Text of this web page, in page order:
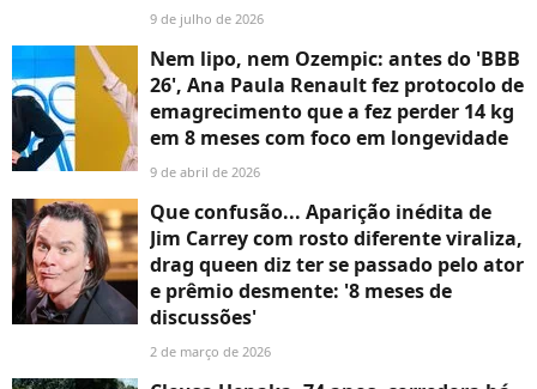
9 de julho de 2026
Nem lipo, nem Ozempic: antes do 'BBB
26', Ana Paula Renault fez protocolo de
emagrecimento que a fez perder 14 kg
em 8 meses com foco em longevidade
9 de abril de 2026
Que confusão... Aparição inédita de
Jim Carrey com rosto diferente viraliza,
drag queen diz ter se passado pelo ator
e prêmio desmente: '8 meses de
discussões'
2 de março de 2026